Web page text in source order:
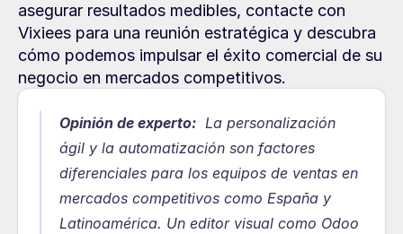
asegurar resultados medibles, contacte con
Vixiees para una reunión estratégica y descubra
cómo podemos impulsar el éxito comercial de su
negocio en mercados competitivos.
Opinión de experto:
  La personalización
ágil y la automatización son factores
diferenciales para los equipos de ventas en
mercados competitivos como España y
Latinoamérica. Un editor visual como Odoo